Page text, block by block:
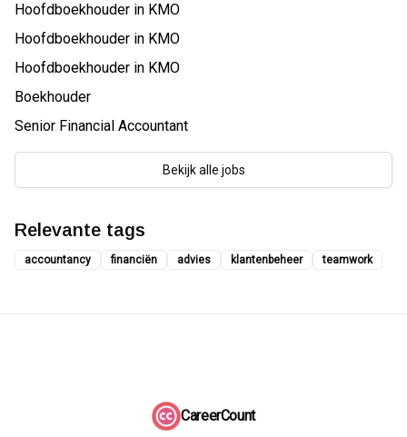
Hoofdboekhouder in KMO
Hoofdboekhouder in KMO
Hoofdboekhouder in KMO
Boekhouder
Senior Financial Accountant
Bekijk alle jobs
Relevante tags
accountancy financiën advies klantenbeheer teamwork
CareerCount